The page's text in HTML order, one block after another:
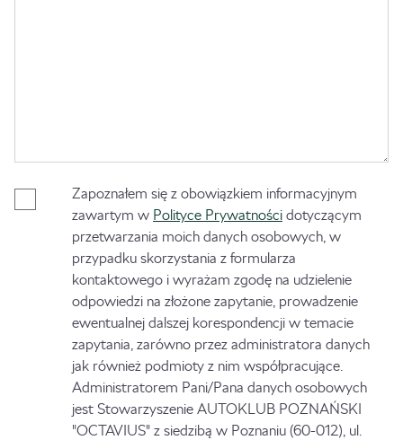
Zapoznałem się z obowiązkiem informacyjnym
zawartym w Polityce Prywatności dotyczącym
przetwarzania moich danych osobowych, w
przypadku skorzystania z formularza
kontaktowego i wyrażam zgodę na udzielenie
odpowiedzi na złożone zapytanie, prowadzenie
ewentualnej dalszej korespondencji w temacie
zapytania, zarówno przez administratora danych
jak również podmioty z nim współpracujące.
Administratorem Pani/Pana danych osobowych
jest Stowarzyszenie AUTOKLUB POZNAŃSKI
"OCTAVIUS" z siedzibą w Poznaniu (60-012), ul.